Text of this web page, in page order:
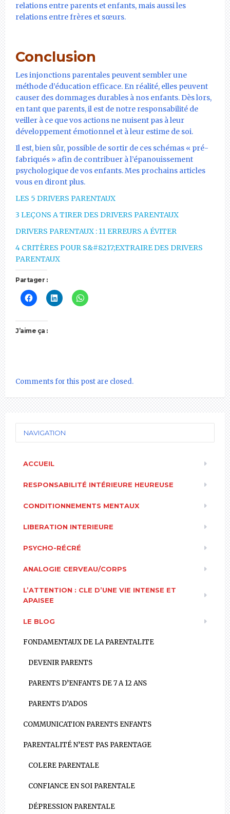
relations entre parents et enfants, mais aussi les
relations entre frères et sœurs.
Conclusion
Les injonctions parentales peuvent sembler une
méthode d’éducation efficace. En réalité, elles peuvent
causer des dommages durables à nos enfants. Dès lors,
en tant que parents, il est de notre responsabilité de
veiller à ce que vos actions ne nuisent pas à leur
développement émotionnel et à leur estime de soi.
Il est, bien sûr, possible de sortir de ces schémas « pré-
fabriqués » afin de contribuer à l’épanouissement
psychologique de vos enfants. Mes prochains articles
vous en diront plus.
LES 5 DRIVERS PARENTAUX
3 LEÇONS A TIRER DES DRIVERS PARENTAUX
DRIVERS PARENTAUX : 11 ERREURS A ÉVITER
4 CRITÈRES POUR S&#8217;EXTRAIRE DES DRIVERS
PARENTAUX
Partager :
J’aime ça :
Comments for this post are closed.
NAVIGATION
ACCUEIL
RESPONSABILITÉ INTÉRIEURE HEUREUSE
CONDITIONNEMENTS MENTAUX
LIBERATION INTERIEURE
PSYCHO-RÉCRÉ
ANALOGIE CERVEAU/CORPS
L’ATTENTION : CLE D’UNE VIE INTENSE ET
APAISEE
LE BLOG
FONDAMENTAUX DE LA PARENTALITE
DEVENIR PARENTS
PARENTS D’ENFANTS DE 7 A 12 ANS
PARENTS D’ADOS
COMMUNICATION PARENTS ENFANTS
PARENTALITÉ N’EST PAS PARENTAGE
COLERE PARENTALE
CONFIANCE EN SOI PARENTALE
DÉPRESSION PARENTALE